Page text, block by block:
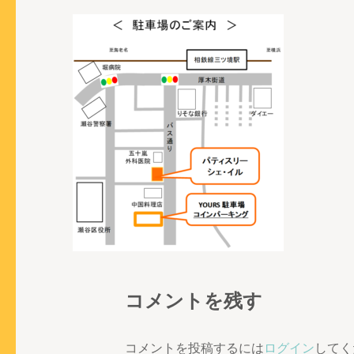
コメントを残す
コメントを投稿するにはログインして